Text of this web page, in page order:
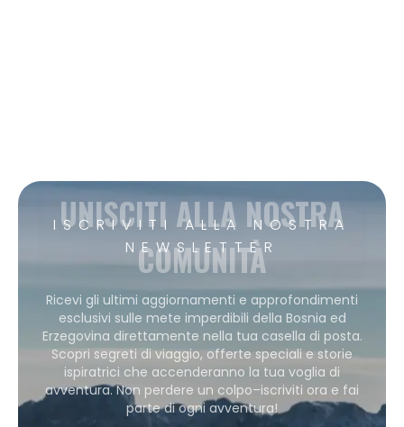
ISCRIVITI ALLA NOSTRA
NEWSLETTER
UNISCITI ALLA NOSTRA
COMUNITÀ
Ricevi gli ultimi aggiornamenti e approfondimenti
esclusivi sulle mete imperdibili della Bosnia ed
Erzegovina direttamente nella tua casella di posta.
Scopri segreti di viaggio, offerte speciali e storie
ispiratrici che accenderanno la tua voglia di
avventura. Non perdere un colpo–iscriviti ora e fai
parte di ogni avventura!